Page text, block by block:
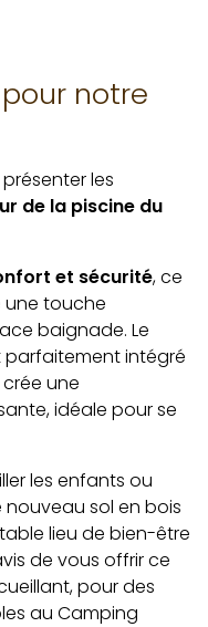
pour notre
les
de la piscine du
et sécurité, ce
touche
baignade. Le
parfaitement intégré
une
idéale pour se
les enfants ou
sol en bois
lieu de bien-être
de vous offrir ce
pour des
au Camping